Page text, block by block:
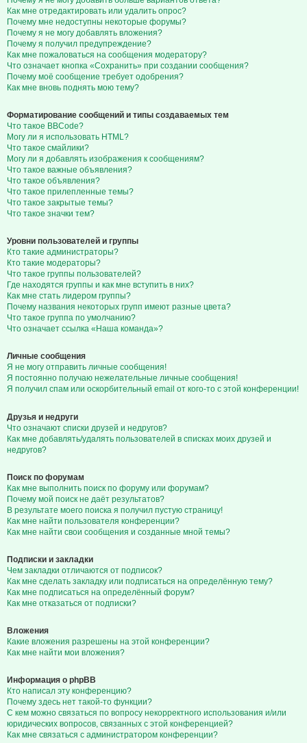
Как мне отредактировать или удалить опрос?
Почему мне недоступны некоторые форумы?
Почему я не могу добавлять вложения?
Почему я получил предупреждение?
Как мне пожаловаться на сообщения модератору?
Что означает кнопка «Сохранить» при создании сообщения?
Почему моё сообщение требует одобрения?
Как мне вновь поднять мою тему?
Форматирование сообщений и типы создаваемых тем
Что такое BBCode?
Могу ли я использовать HTML?
Что такое смайлики?
Могу ли я добавлять изображения к сообщениям?
Что такое важные объявления?
Что такое объявления?
Что такое прилепленные темы?
Что такое закрытые темы?
Что такое значки тем?
Уровни пользователей и группы
Кто такие администраторы?
Кто такие модераторы?
Что такое группы пользователей?
Где находятся группы и как мне вступить в них?
Как мне стать лидером группы?
Почему названия некоторых групп имеют разные цвета?
Что такое группа по умолчанию?
Что означает ссылка «Наша команда»?
Личные сообщения
Я не могу отправить личные сообщения!
Я постоянно получаю нежелательные личные сообщения!
Я получил спам или оскорбительный email от кого-то с этой конференции!
Друзья и недруги
Что означают списки друзей и недругов?
Как мне добавлять/удалять пользователей в списках моих друзей и
недругов?
Поиск по форумам
Как мне выполнить поиск по форуму или форумам?
Почему мой поиск не даёт результатов?
В результате моего поиска я получил пустую страницу!
Как мне найти пользователя конференции?
Как мне найти свои сообщения и созданные мной темы?
Подписки и закладки
Чем закладки отличаются от подписок?
Как мне сделать закладку или подписаться на определённую тему?
Как мне подписаться на определённый форум?
Как мне отказаться от подписки?
Вложения
Какие вложения разрешены на этой конференции?
Как мне найти мои вложения?
Информация о phpBB
Кто написал эту конференцию?
Почему здесь нет такой-то функции?
С кем можно связаться по вопросу некорректного использования и/или
юридических вопросов, связанных с этой конференцией?
Как мне связаться с администратором конференции?